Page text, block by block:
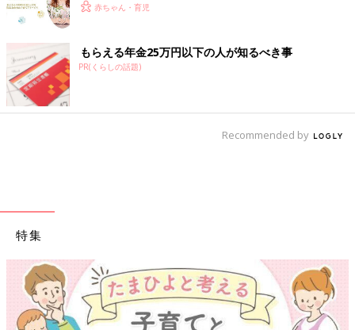
赤ちゃん・育児
もらえる年金25万円以下の人が知るべき事
PR(くらしの話題)
Recommended by
特集